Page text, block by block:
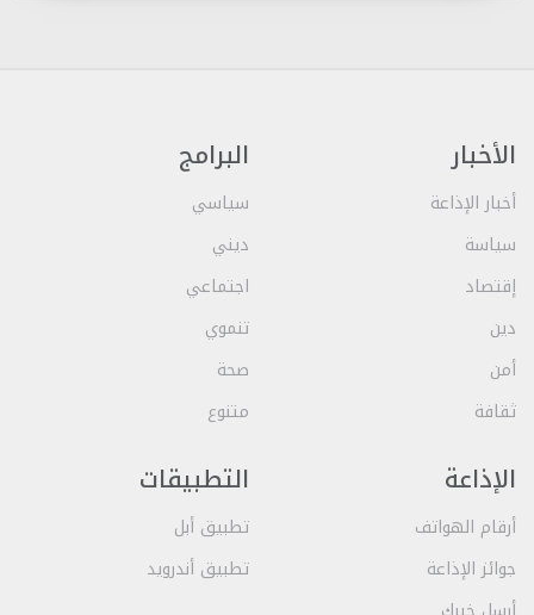
الأخبار
أخبار الإذاعة
سياسة
إقتصاد
دين
أمن
ثقافة
البرامج
سياسي
ديني
اجتماعي
تنموي
صحة
متنوع
الإذاعة
أرقام الهواتف
جوائز الإذاعة
التطبيقات
تطبيق أبل
تطبيق أندرويد